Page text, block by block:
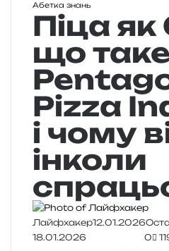
Абетка знань
Піца як
що таке
Pizza
і чому
інколи
Лайфхакер12.01.2026
18.01.2026
0